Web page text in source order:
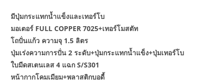
มีปุ่มกระแทกน้ำแข็งและเทอร์โบ
มอเตอร์ FULL COPPER 7025+เทอร์โมสตัท
โถปั่นแก้ว ความจุ 1.5 ลิตร
ปุ่มเร่งความการปั่น 2 ระดับ+ปุ่มกระแทกน้ำแข็ง+ปุ่มเทอร์โบ
ใบมีดสเตนเลส 4 แฉก S/S301
หน้ากากโคมเมียม+พลาสติกบอดี้